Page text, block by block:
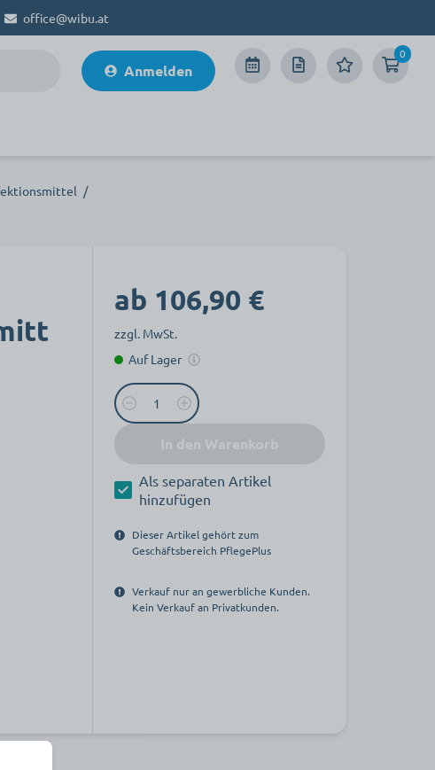
office@wibu.at
Anmelden
0
/
ab 106,90 €
Auf Lager
zzgl. MwSt.
Als separaten Artikel
hinzufügen
Dieser Artikel gehört zum
Geschäftsbereich PflegePlus
Verkauf nur an gewerbliche Kunden.
Kein Verkauf an Privatkunden.